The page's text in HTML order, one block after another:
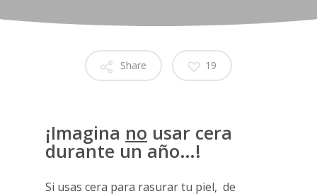
Share 19
¡Imagina no usar cera
durante un año…!
Si usas cera para rasurar tu piel, de